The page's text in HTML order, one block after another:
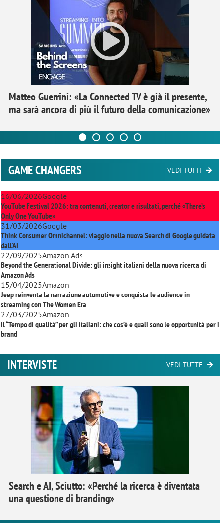
Matteo Guerrini: «La Connected TV è già il presente,
ma sarà ancora di più il futuro della comunicazione»
GAME CHANGERS VEDI TUTTI
16/06/2026Google
YouTube Festival 2026: tra contenuti, creator e risultati, perché «There’s
Only One YouTube»
31/03/2026Google
Think Consumer Omnichannel: viaggio nella nuova Search di Google guidata
dall'AI
22/09/2025Amazon Ads
Beyond the Generational Divide: gli insight italiani della nuova ricerca di
Amazon Ads
15/04/2025Amazon
Jeep reinventa la narrazione automotive e conquista le audience in
streaming conThe Women Era
27/03/2025Amazon
Il “Tempo di qualità” per gli italiani: che cos’è e quali sono le opportunità per i
brand
INTERVISTE VEDI TUTTE
Search e AI, Sciutto: «Perché la ricerca è diventata
una questione di branding»